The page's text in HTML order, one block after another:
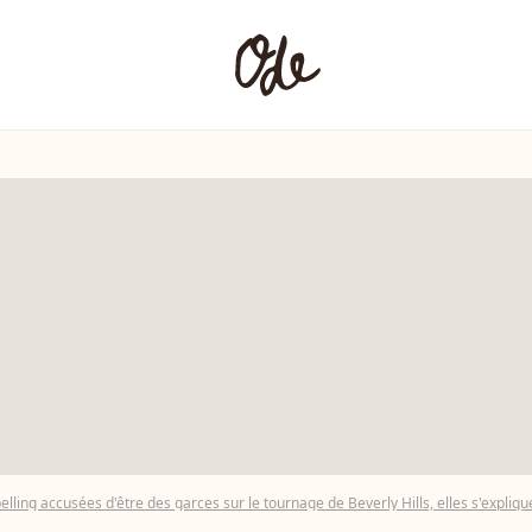
accusées d'être des garces sur le tournage de Beverly Hills, elles